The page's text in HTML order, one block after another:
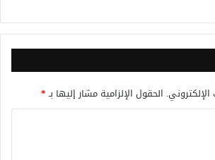
الحقول الإلزامية مشار إليها بـ*